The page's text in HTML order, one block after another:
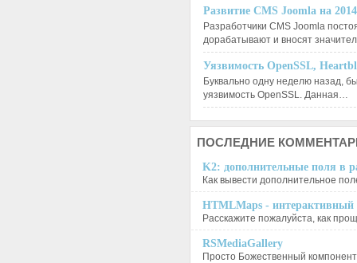
Развитие CMS Joomla на
Разработчики CMS Joomla
дорабатывают и вносят
Уязвимость OpenSSL,
Буквально одну неделю назад,
уязвимость OpenSSL. Данная…
ПОСЛЕДНИЕ
K2: дополнительные поля в
Как вывести дополнительное
HTMLMaps - интерактивный
Расскажите пожалуйста, как
RSMediaGallery
Просто Божественный